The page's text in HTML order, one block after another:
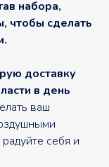
набора,
чтобы сделать
доставку
в день
ваш
себя и